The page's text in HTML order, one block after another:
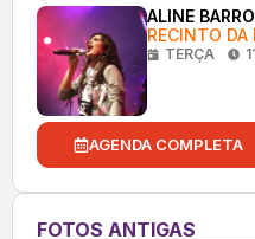
ALINE
RECINTO DA
TERÇA
AGENDA COMPLETA
FOTOS ANTIGAS